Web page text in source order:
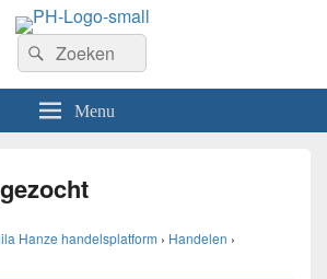
Postzegelvereniging PhilaHanze.
Zoeken
naar:
Zoeken
Menu
Hanze handelsplatform › Handelen ›